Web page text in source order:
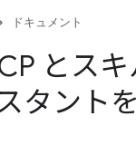
ドキュメント
とス
タント